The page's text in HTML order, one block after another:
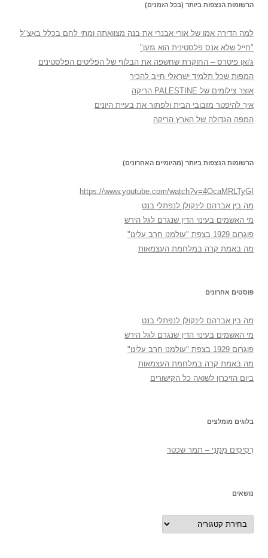
הרשומות הנצפות ביותר (בכל הזמנים)
למה הדירה אמו של אורי אבנרי את בנה מצוואתה ומתי לחם בכלל באצ"ל
"חייל שלא אנס פלסטינית הוא גזען"
ג'ואן פיטרס – החוקרת שחשפה את הבלוף של הפליטים הפלסטינים
המפות שכל תלמיד ישראלי חייב להכיר
אוצר צילומים של PALESTINE הריקה
איך להיפטר מזבובי הבית ולפתור את בעיית היונים
המפה הגדולה של הארץ הריקה
הרשומות הנצפות ביותר (מהיומיים האחרונים)
https://www.youtube.com/watch?v=4OcaMRLTyGI
מה בין אברהם לינקולן לנפתלי בנט
מי האשמים בעינוי הדין שנגרם לגל הירש
פוגרום 1929 בצפת "עולמנו חרב עלינו"
מה באמת קרה במלחמת העצמאות
פוסטים אחרונים
מה בין אברהם לינקולן לנפתלי בנט
מי האשמים בעינוי הדין שנגרם לגל הירש
פוגרום 1929 בצפת "עולמנו חרב עלינו"
מה באמת קרה במלחמת העצמאות
ביום הזיכרון לשואה כל הקישורים
בלוגים מומלצים
רְסִיסִים מִמֶנִי – תמר שכטר
נושאים
נושאים